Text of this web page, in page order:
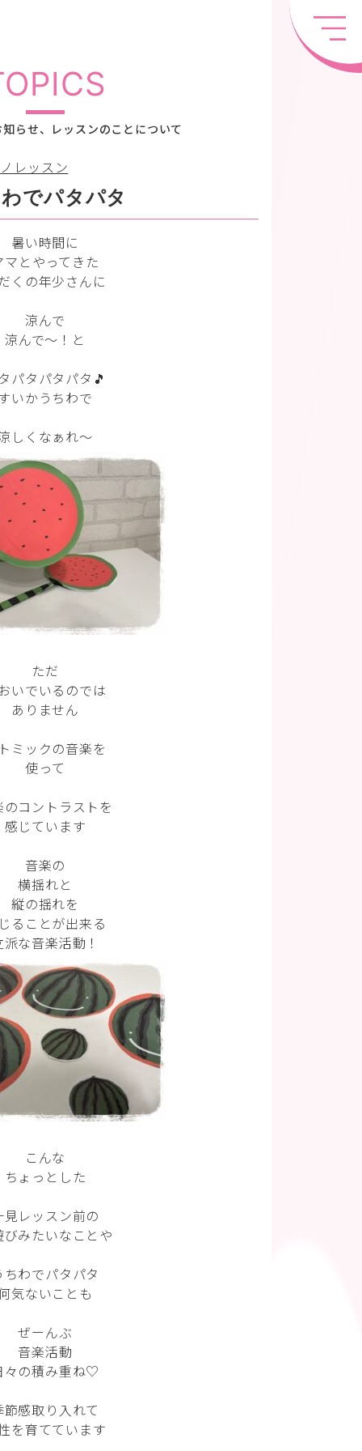
らせ、レッスンのことについて
レッスン
でパタパタ
暑い時間に
マとやってきた
くの年少さんに
涼んで
涼んで〜！と
パタパタパタ🎵
いかうちわで
しくなぁれ〜
ただ
いでいるのでは
ありません
ミックの音楽を
使って
のコントラストを
感じています
音楽の
横揺れと
縦の揺れを
ることが出来る
派な音楽活動！
こんな
ちょっとした
見レッスン前の
びみたいなことや
ちわでパタパタ
気ないことも
ぜーんぶ
音楽活動
々の積み重ね♡
節感取り入れて
を育てています